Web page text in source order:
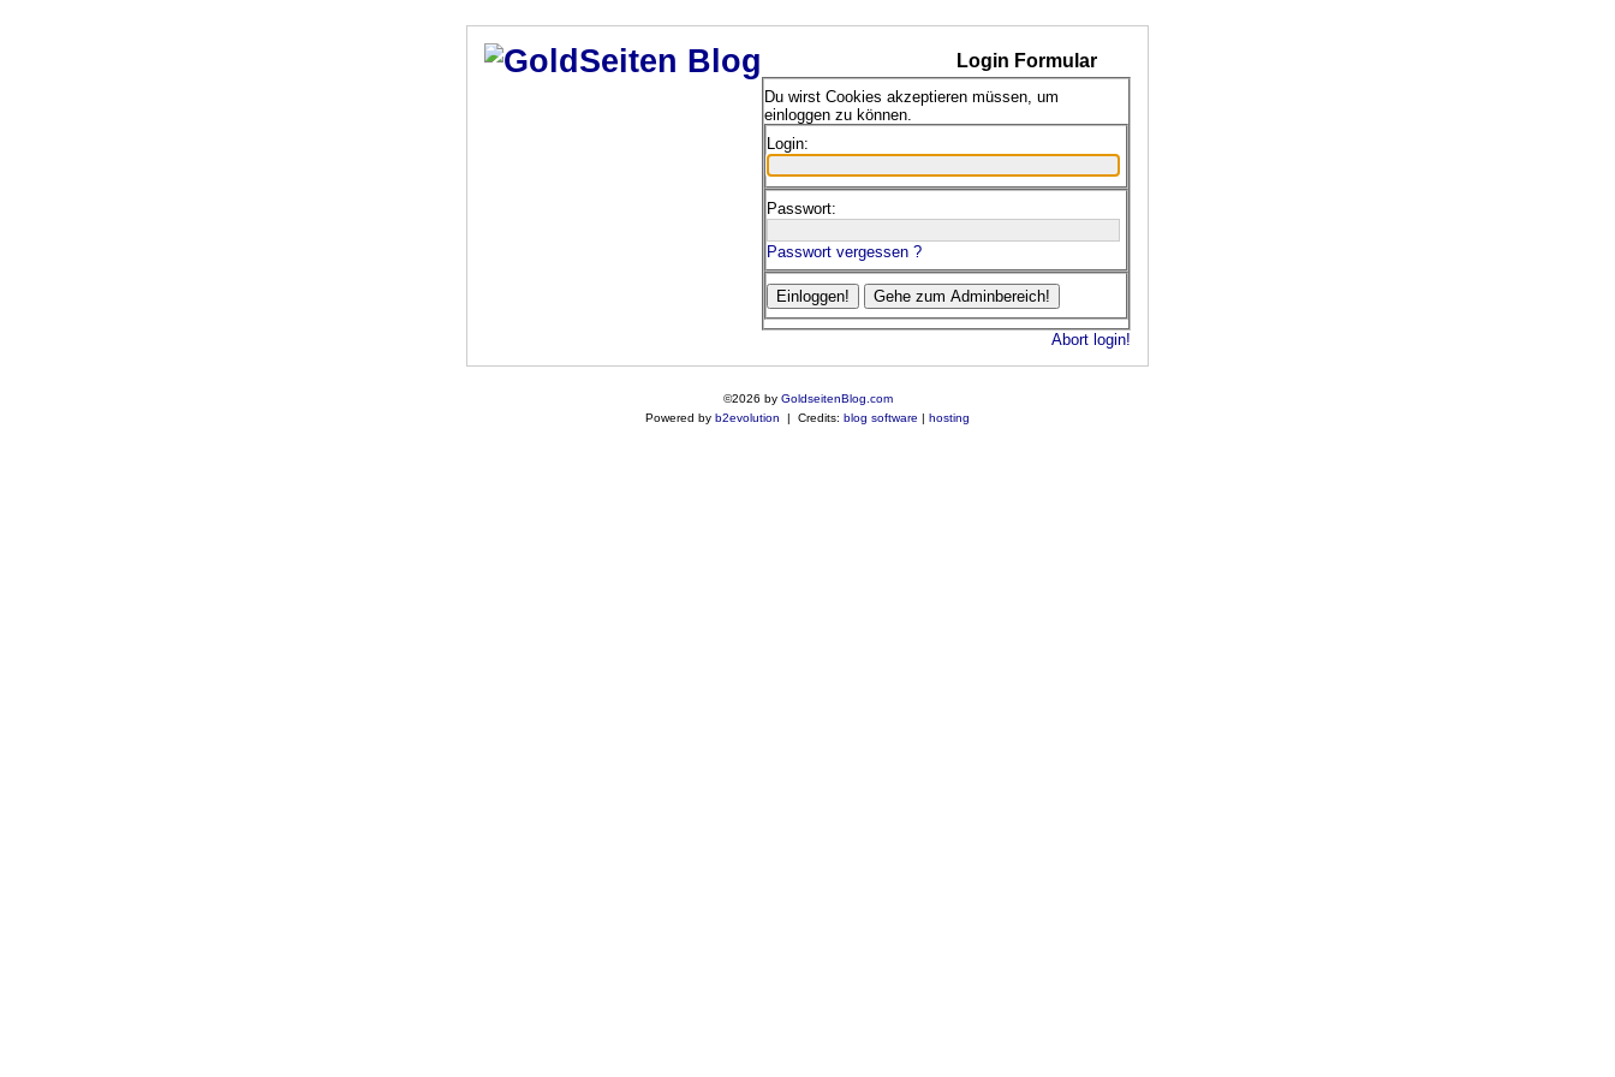
Login Formular
Du wirst Cookies akzeptieren müssen, um
einloggen zu können.
Login:
Passwort:
Passwort vergessen ?
Abort login!
©2026 by GoldseitenBlog.com
Powered by b2evolution | Credits: blog software hosting